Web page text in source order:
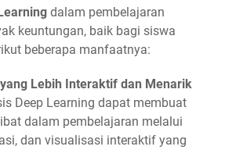
dalam pembelajaran
keuntungan, baik bagi siswa
beberapa manfaatnya:
Lebih Interaktif dan Menarik
Deep Learning dapat membuat
dalam pembelajaran melalui
dan visualisasi interaktif yang